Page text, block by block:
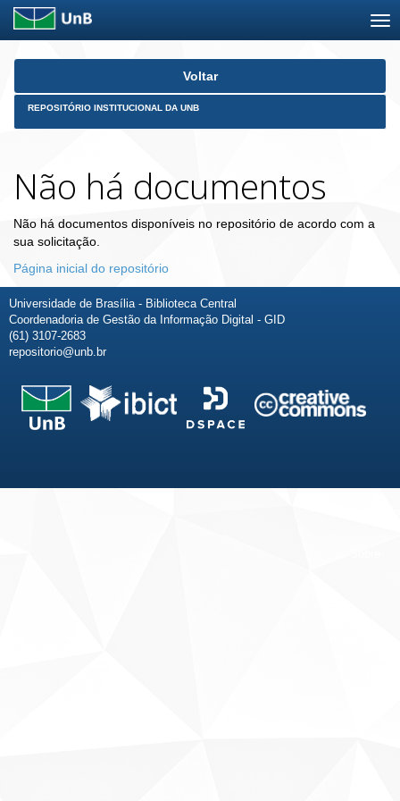
Skip
Voltar
REPOSITÓRIO INSTITUCIONAL DA UNB
Não há documentos
Não há documentos disponíveis no repositório de acordo com a
sua solicitação.
Página inicial do repositório
Universidade de Brasília - Biblioteca Central
Coordenadoria de Gestão da Informação Digital - GID
(61) 3107-2683
repositorio@unb.br